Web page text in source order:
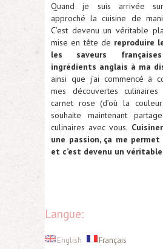
Quand je suis arrivée sur
approché la cuisine de
C’est devenu un véritable
mise en tête de reproduire
les saveurs
ingrédients anglais à ma
ainsi que j’ai commencé à
mes découvertes
carnet rose (d’où la
souhaite maintenant
culinaires avec vous.
une passion, ça me
et c’est devenu un
Langue:
English Français